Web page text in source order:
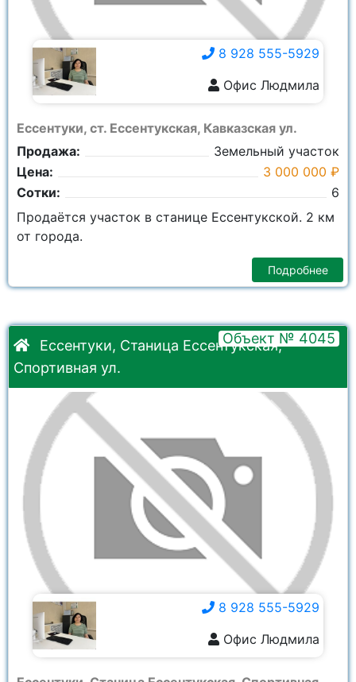
Ессентуки, ст. Ессентукская, Кавказская ул.
Продажа:
Земельный участок
Цена:
3 000 000 ₽
Сотки:
6
8 928 555-5929
Офис Людмила
Продаётся участок в станице Ессентукской. 2 км
от города.
Подробнее
Ессентуки, Станица Ессентукская,
Спортивная ул.
Объект № 4045
8 928 555-5929
Офис Людмила